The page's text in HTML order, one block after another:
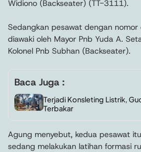
Widiono (Backseater) (TT-3111).
Sedangkan pesawat dengan
diawaki oleh Mayor Pnb Yuda A.
Kolonel Pnb Subhan (Backseater).
Baca Juga :
Terjadi Konsleting Listrik,
Terbakar
Agung menyebut, kedua pesawat
sedang melakukan latihan formasi